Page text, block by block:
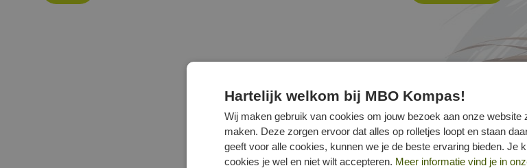
Hartelijk welkom bij MBO Kompas!
Wij maken gebruik van cookies om jouw bezoek aan onze website
maken. Deze zorgen ervoor dat alles op rolletjes loopt en staan
geeft voor alle cookies, kunnen we je de beste ervaring bieden. Je
cookies je wel en niet wilt accepteren. Meer informatie vind je in